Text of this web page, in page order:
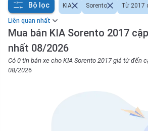
Liên quan nhất
Mua bán KIA Sorento 2017
nhất 08/2026
Có 0 tin bán xe cho KIA Sorento 2017 giá từ đến
08/2026
Bộ lọc KIA Sorento Từ 2017